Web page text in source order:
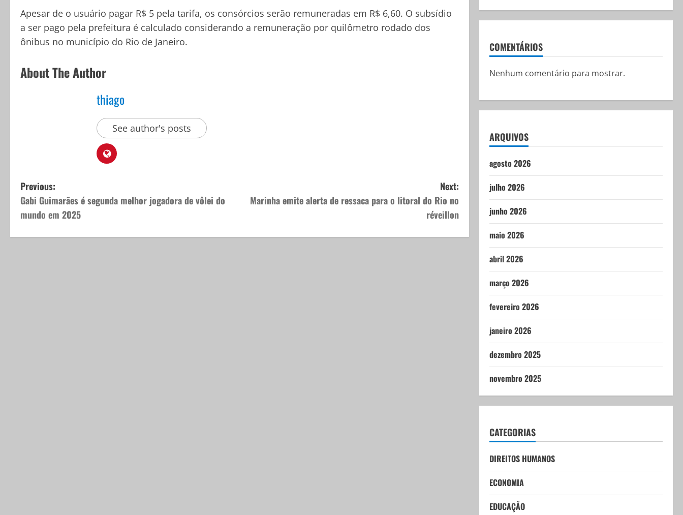
Apesar de o usuário pagar R$ 5 pela tarifa, os consórcios serão remuneradas em R$ 6,60. O subsídio
a ser pago pela prefeitura é calculado considerando a remuneração por quilômetro rodado dos
ônibus no município do Rio de Janeiro.
About The Author
thiago
See author's posts
P
o
s
Previous:
Gabi Guimarães é segunda melhor jogadora de vôlei do
mundo em 2025
Next:
Marinha emite alerta de ressaca para o litoral do Rio no
réveillon
COMENTÁRIOS
Nenhum comentário para mostrar.
ARQUIVOS
agosto 2026
julho 2026
junho 2026
maio 2026
abril 2026
março 2026
fevereiro 2026
janeiro 2026
dezembro 2025
novembro 2025
CATEGORIAS
DIREITOS HUMANOS
ECONOMIA
EDUCAÇÃO